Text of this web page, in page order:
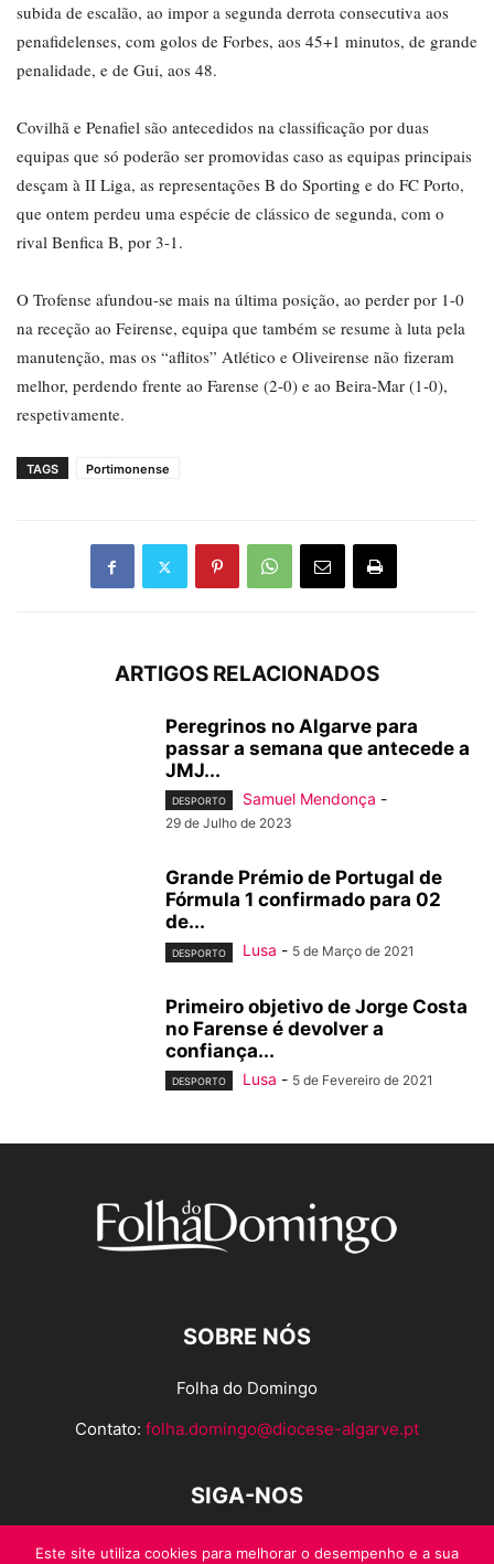
subida de escalão, ao impor a segunda derrota consecutiva aos
penafidelenses, com golos de Forbes, aos 45+1 minutos, de grande
penalidade, e de Gui, aos 48.
Covilhã e Penafiel são antecedidos na classificação por duas
equipas que só poderão ser promovidas caso as equipas principais
desçam à II Liga, as representações B do Sporting e do FC Porto,
que ontem perdeu uma espécie de clássico de segunda, com o
rival Benfica B, por 3-1.
O Trofense afundou-se mais na última posição, ao perder por 1-0
na receção ao Feirense, equipa que também se resume à luta pela
manutenção, mas os “aflitos” Atlético e Oliveirense não fizeram
melhor, perdendo frente ao Farense (2-0) e ao Beira-Mar (1-0),
respetivamente.
TAGS Portimonense
ARTIGOS RELACIONADOS
Peregrinos no Algarve para
passar a semana que antecede a
JMJ...
DESPORTO Samuel Mendonça -
29 de Julho de 2023
Grande Prémio de Portugal de
Fórmula 1 confirmado para 02
de...
DESPORTO Lusa - 5 de Março de 2021
Primeiro objetivo de Jorge Costa
no Farense é devolver a
confiança...
DESPORTO Lusa - 5 de Fevereiro de 2021
SOBRE NÓS
Folha do Domingo
Contato: folha.domingo@diocese-algarve.pt
SIGA-NOS
Este site utiliza cookies para melhorar o desempenho e a sua